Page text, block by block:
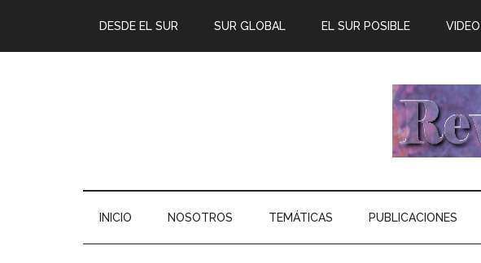
DESDE EL SUR SUR GLOBAL EL SUR POSIBLE VIDEO
INICIO NOSOTROS TEMÁTICAS PUBLICACIONES